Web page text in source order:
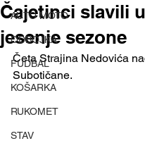
AUTO MOTO
ODBOJKA
FUDBAL
KOŠARKA
RUKOMET
STAV
Čajetinci slavili
jesenje sezone
Četa Strajina Nedovića
Subotičane.